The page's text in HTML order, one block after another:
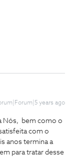
years ago
Nós, bem como o
com o
anos termina a
para tratar desse